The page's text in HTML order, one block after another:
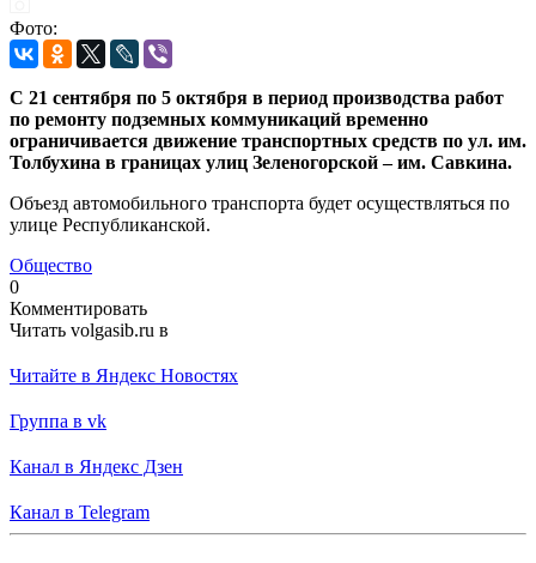
Фото:
С 21 сентября по 5 октября в период производства работ
по ремонту подземных коммуникаций временно
ограничивается движение транспортных средств по ул. им.
Толбухина в границах улиц Зеленогорской – им. Савкина.
Объезд автомобильного транспорта будет осуществляться по
улице Республиканской.
Общество
0
Комментировать
Читать volgasib.ru в
Читайте в Яндекс Новостях
Группа в vk
Канал в Яндекс Дзен
Канал в Telegram